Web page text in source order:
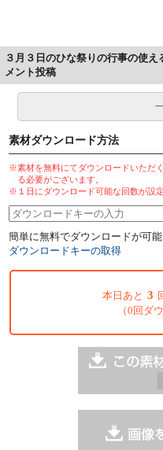
３月３日のひな祭りの行事の使
メント投稿
素材ダウンロード方法
※素材を無料にてダウンロードいただ
る必要がございます。
※１日にダウンロード可能な回数が設
簡単に無料でダウンロードが可能
ダウンロードキーの取得
本日あと 3
（0回ダ